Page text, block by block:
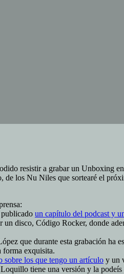
resistir a grabar un Unboxing
de los Nu Niles que sortearé el
un capítulo del podcast y
disco, Código Rocker, donde
que durante esta grabación ha
forma exquisita.
sobre los que tengo un artículo y un
tiene una versión y la podeís